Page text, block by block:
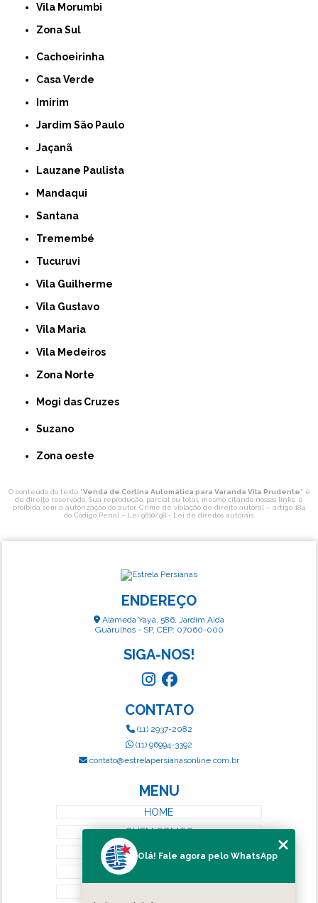
Vila Morumbi
Zona Sul
Cachoeirinha
Casa Verde
Imirim
Jardim São Paulo
Jaçanã
Lauzane Paulista
Mandaqui
Santana
Tremembé
Tucuruvi
Vila Guilherme
Vila Gustavo
Vila Maria
Vila Medeiros
Zona Norte
Mogi das Cruzes
Suzano
Zona oeste
O conteúdo do texto "Venda de Cortina Automática para Varanda Vila Prudente" é
de direito reservado. Sua reprodução, parcial ou total, mesmo citando nossos links, é
proibida sem a autorização do autor. Crime de violação de direito autoral – artigo 184
do Código Penal – Lei 9610/98 - Lei de direitos autorais.
ENDEREÇO
Alameda Yayá, 586, Jardim Aida
Guarulhos - SP, CEP: 07060-000
SIGA-NOS!
CONTATO
(11) 2937-2082
(11) 96994-3392
contato@estrelapersianasonline.com.br
MENU
HOME
QUEM SOMOS
SERVIÇOS
Olá! Fale agora pelo WhatsApp